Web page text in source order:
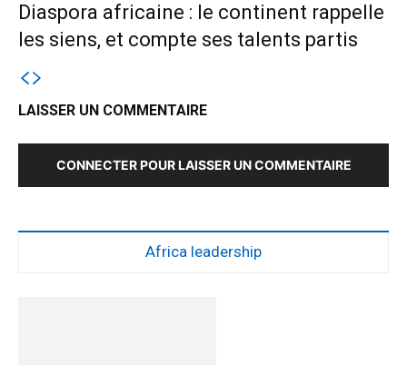
Diaspora africaine : le continent rappelle
les siens, et compte ses talents partis
LAISSER UN COMMENTAIRE
CONNECTER POUR LAISSER UN COMMENTAIRE
Africa leadership